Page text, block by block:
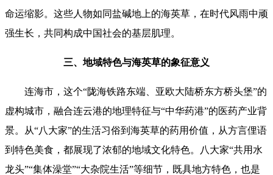
命运缩影。这些人物如同盐碱地上的海英草，在时代风雨中顽
强生长，共同构成中国社会的基层肌理。
三、地域特色与海英草的象征意义
连海市，这个“陇海铁路东端、亚欧大陆桥东方桥头堡”的
虚构城市，融合连云港的地理特征与“中华药港”的医药产业背
景。从“八大家”的生活习俗到海英草的药用价值，从方言俚语
到特色美食，都展现了浓郁的地域文化特色。八大家“共用水
龙头”“集体澡堂”“大杂院生活”等细节，既具地方特色，也是